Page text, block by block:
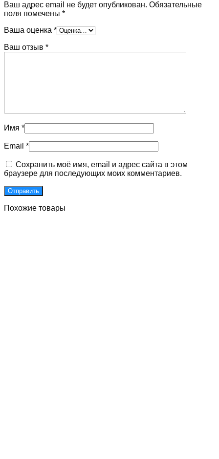
Ваш адрес email не будет опубликован. Обязательные
поля помечены *
Ваша оценка *
Ваш отзыв *
Имя *
Email *
Сохранить моё имя, email и адрес сайта в этом
браузере для последующих моих комментариев.
Похожие товары